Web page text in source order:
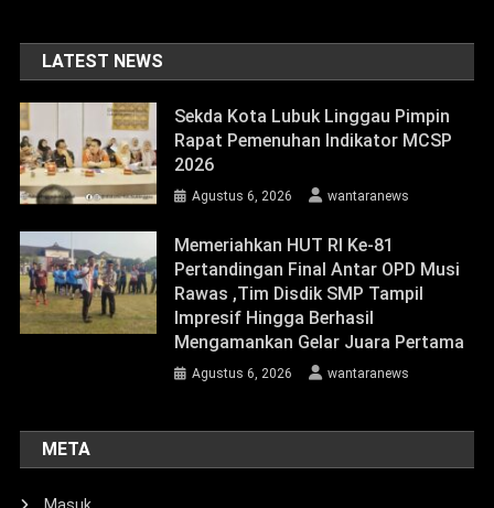
LATEST NEWS
Sekda Kota Lubuk Linggau Pimpin
Rapat Pemenuhan Indikator MCSP
2026
Agustus 6, 2026 wantaranews
Memeriahkan HUT RI Ke-81
Pertandingan Final Antar OPD Musi
Rawas ,Tim Disdik SMP Tampil
Impresif Hingga Berhasil
Mengamankan Gelar Juara Pertama
Agustus 6, 2026 wantaranews
META